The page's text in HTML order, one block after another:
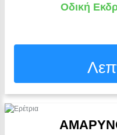
Οδική